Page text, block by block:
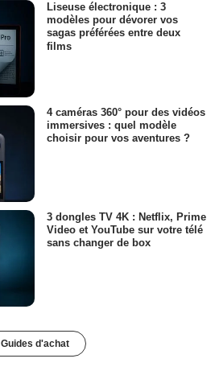
Liseuse électronique : 3
modèles pour dévorer vos
sagas préférées entre deux
films
4 caméras 360° pour des vidéos
immersives : quel modèle
choisir pour vos aventures ?
3 dongles TV 4K : Netflix, Prime
Video et YouTube sur votre télé
sans changer de box
Guides d'achat